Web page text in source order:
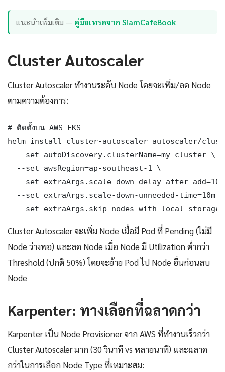
แนะนำเพิ่มเติม — คู่มือเทรดจาก SiamCafeBook
Cluster Autoscaler
Cluster Autoscaler ทำงานระดับ Node โดยจะเพิ่ม/ลด Node
ตามความต้องการ:
# ติดตั้งบน AWS EKS
helm install cluster-autoscaler autoscaler/
  --set autoDiscovery.clusterName=my-cluster \
  --set awsRegion=ap-southeast-1 \
--set extraArgs.scale-down-delay-after-
  --set extraArgs.scale-down-unneeded-time=10m \
--set extraArgs.skip-nodes-with-local-
Cluster Autoscaler จะเพิ่ม Node เมื่อมี Pod ที่ Pending (ไม่มี
Node ว่างพอ) และลด Node เมื่อ Node มี Utilization ต่ำกว่า
Threshold (ปกติ 50%) โดยจะย้าย Pod ไป Node อื่นก่อนลบ
Node
Karpenter: ทางเลือกที่ฉลาดกว่า
Karpenter เป็น Node Provisioner จาก AWS ที่ทำงานเร็วกว่า
Cluster Autoscaler มาก (30 วินาที vs หลายนาที) และฉลาด
กว่าในการเลือก Node Type ที่เหมาะสม: